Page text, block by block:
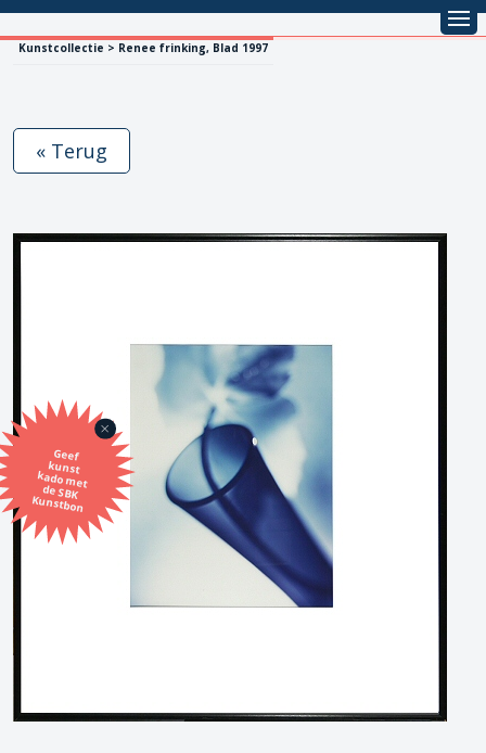
Kunstcollectie > Renee frinking, Blad 1997
Geef
kunst
kado met
de SBK
Kunstbon
« Terug